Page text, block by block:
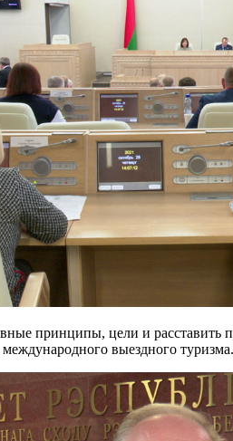
принципы, цели и расставить
международного выездного туризма.